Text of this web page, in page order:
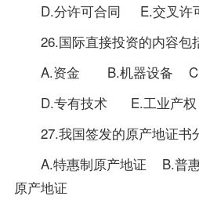
D.分许可合同 E.交叉许
26.国际直接投资的内
A.资金 B.机器设备 C.
D.专有技术 E.工业产权
27.我国签发的原产地证
A.特惠制原产地证 B.普惠
原产地证